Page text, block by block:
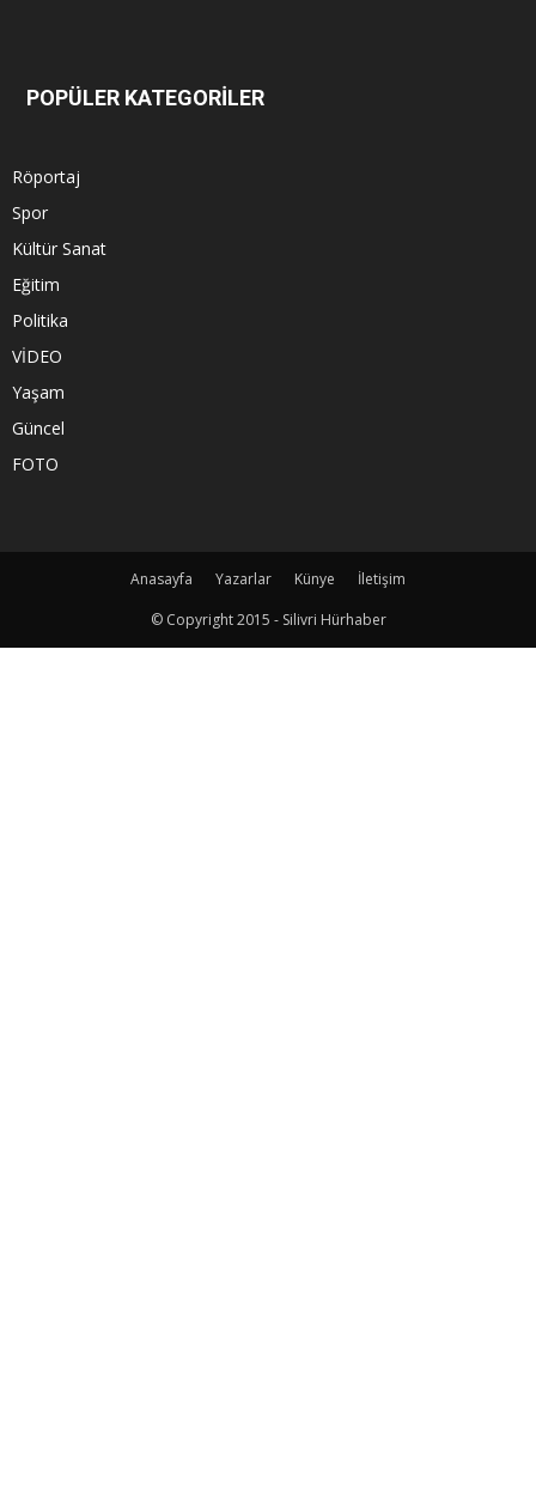
POPÜLER KATEGORİLER
Röportaj
Spor
Kültür Sanat
Eğitim
Politika
VİDEO
Yaşam
Güncel
FOTO
Anasayfa Yazarlar Künye
İletişim
© Copyright 2015 - Silivri Hürhaber